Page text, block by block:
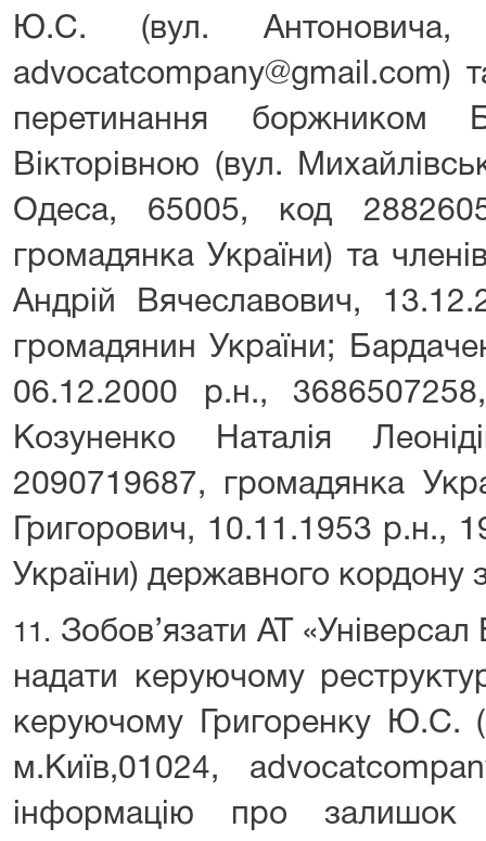
Ю.С. (вул. Антоновича,
advocatcompany@gmail.com)
перетинання боржником
Вікторівною (вул.
Одеса, 65005, код
громадянка України) та
Андрій Вячеславович,
громадянин України;
06.12.2000 р.н.,
Козуненко Наталія
2090719687, громадянка
Григорович, 10.11.1953 р.н.,
України) державного кордону
11. Зобов’язати АТ
надати керуючому
керуючому Григоренку Ю.С.
м.Київ,01024,
інформацію про залишок